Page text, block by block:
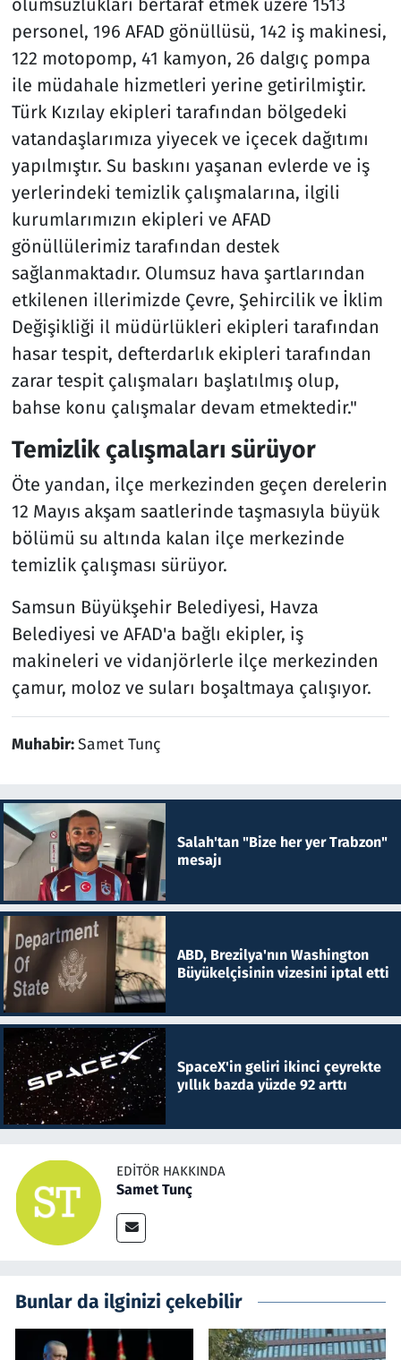
personel, 196 AFAD gönüllüsü, 142 iş makinesi,
122 motopomp, 41 kamyon, 26 dalgıç pompa
ile müdahale hizmetleri yerine getirilmiştir.
Türk Kızılay ekipleri tarafından bölgedeki
vatandaşlarımıza yiyecek ve içecek dağıtımı
yapılmıştır. Su baskını yaşanan evlerde ve iş
yerlerindeki temizlik çalışmalarına, ilgili
kurumlarımızın ekipleri ve AFAD
gönüllülerimiz tarafından destek
sağlanmaktadır. Olumsuz hava şartlarından
etkilenen illerimizde Çevre, Şehircilik ve İklim
Değişikliği il müdürlükleri ekipleri tarafından
hasar tespit, defterdarlık ekipleri tarafından
zarar tespit çalışmaları başlatılmış olup,
bahse konu çalışmalar devam etmektedir."
Temizlik çalışmaları sürüyor
Öte yandan, ilçe merkezinden geçen derelerin
12 Mayıs akşam saatlerinde taşmasıyla büyük
bölümü su altında kalan ilçe merkezinde
temizlik çalışması sürüyor.
Samsun Büyükşehir Belediyesi, Havza
Belediyesi ve AFAD'a bağlı ekipler, iş
makineleri ve vidanjörlerle ilçe merkezinden
çamur, moloz ve suları boşaltmaya çalışıyor.
Muhabir:Samet Tunç
Salah'tan "Bize her yer Trabzon"
mesajı
ABD, Brezilya'nın Washington
Büyükelçisinin vizesini iptal etti
SpaceX'in geliri ikinci çeyrekte
yıllık bazda yüzde 92 arttı
EDITÖR HAKKINDA
Samet Tunç
Bunlar da ilginizi çekebilir